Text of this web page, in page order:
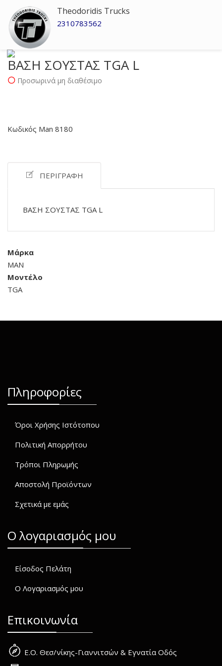
Theodoridis Trucks
2310783562
ΒΑΣΗ ΣΟΥΣΤΑΣ TGA L
Προσωρινά μη διαθέσιμο
Κωδικός Man 8180
ΠΕΡΙΓΡΑΦΉ
ΒΑΣΗ ΣΟΥΣΤΑΣ TGA L
Μάρκα
MAN
Μοντέλο
TGA
Πληροφορίες
Όροι Χρήσης Ιστότοπου
Πολιτική Απορρήτου
Τρόποι Πληρωμής
Αποστολή Προϊόντων
Σχετικά με εμάς
O λογαριασμός μου
Είσοδος Πελάτη
Ο Λογαριασμός μου
Επικοινωνία
Ε.Ο. Θεσ/νίκης-Γιαννιτσών & Εγνατία Οδός